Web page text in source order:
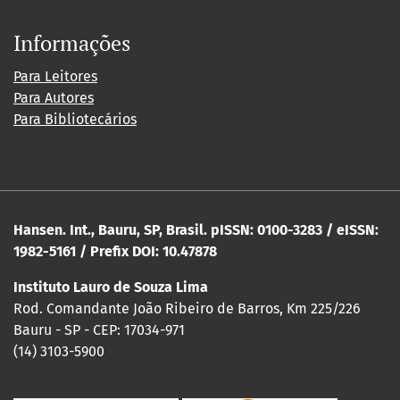
Informações
Para Leitores
Para Autores
Para Bibliotecários
Hansen. Int., Bauru, SP, Brasil. pISSN: 0100-3283 / eISSN:
1982-5161 / Prefix DOI: 10.47878
Instituto Lauro de Souza Lima
Rod. Comandante João Ribeiro de Barros, Km 225/226
Bauru - SP - CEP: 17034-971
(14) 3103-5900